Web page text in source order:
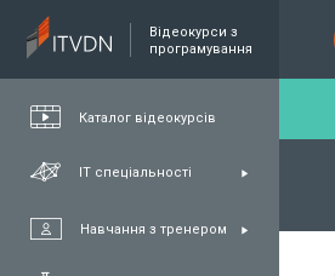
Відеокурси з
програмування
Каталог відеокурсів
ІТ спеціальності
Навчання з тренером
FullStack C#/.NET Java